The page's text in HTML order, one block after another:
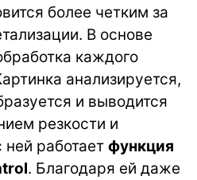
более четким за
В основе
каждого
анализируется,
и выводится
резкости и
ней работает функция
. Благодаря ей даже